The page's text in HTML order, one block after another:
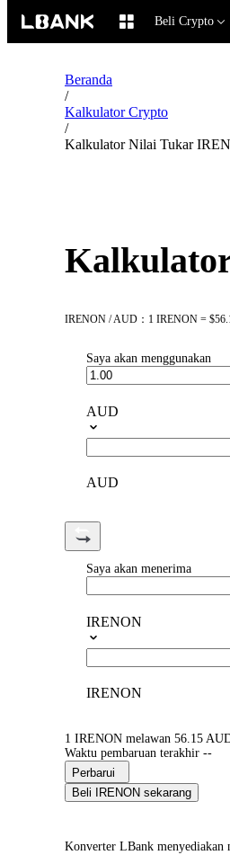
Beli Crypto
Beranda
/
Kalkulator Crypto
/
Kalkulator Nilai Tukar
IRENON / AUD：1 IRENON =
Saya akan menggunakan
AUD
AUD
Saya akan menerima
IRENON
IRENON
1 IRENON melawan 56.15
Waktu pembaruan terakhir --
Perbarui
Beli IRENON sekarang
Konverter LBank